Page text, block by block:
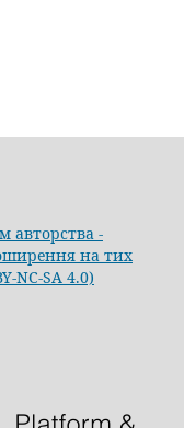
авторства -
на тих
NC-SA 4.0)